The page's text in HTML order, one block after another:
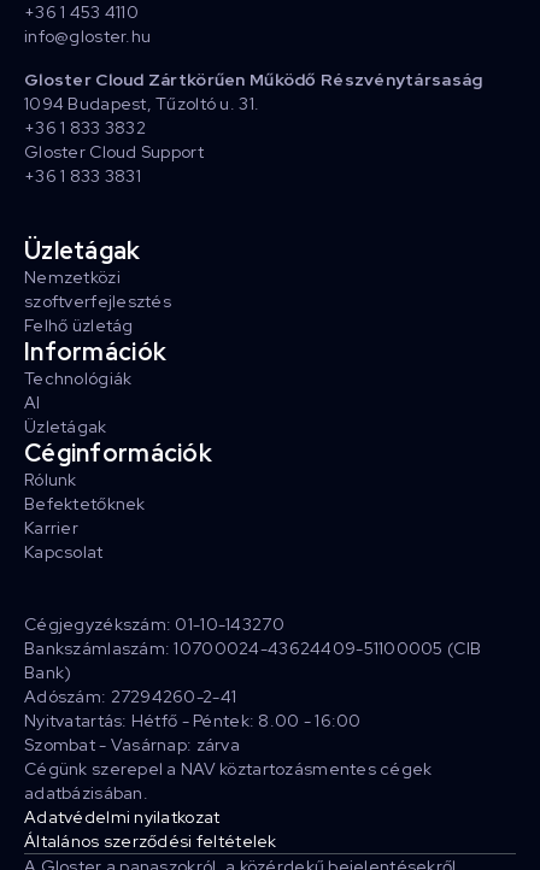
+36 1 453 4110
info@gloster.hu
Gloster Cloud Zártkörűen Működő Részvénytársaság
1094 Budapest, Tűzoltó u. 31.
+36 1 833 3832
Gloster Cloud Support
+36 1 833 3831
Üzletágak
Nemzetközi
szoftverfejlesztés
Felhő üzletág
Információk
Technológiák
AI
Üzletágak
Céginformációk
Rólunk
Befektetőknek
Karrier
Kapcsolat
Cégjegyzékszám: 01-10-143270
Bankszámlaszám: 10700024-43624409-51100005 (CIB
Bank)
Adószám: 27294260-2-41
Nyitvatartás: Hétfő - Péntek: 8.00 - 16:00
Szombat - Vasárnap: zárva
Cégünk szerepel a NAV köztartozásmentes cégek
adatbázisában.
Adatvédelmi nyilatkozat
Általános szerződési feltételek